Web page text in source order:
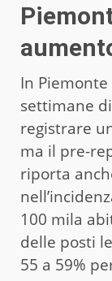
In
settimane
registrare
ma il pre-
riporta
100 mila
delle posti
55 a 59%